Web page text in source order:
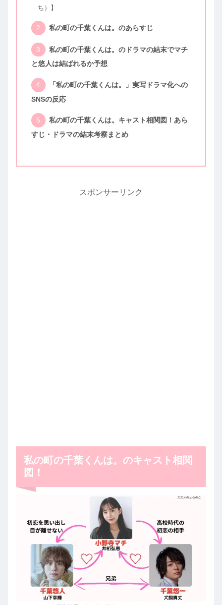
ち）】
私の町の千葉くんは。のあらすじ
私の町の千葉くんは。のドラマの結末でマチ
と悠人は結ばれるか予想
「私の町の千葉くんは。」実写ドラマ化への
SNSの反応
私の町の千葉くんは。キャスト相関図！あら
すじ・ドラマの結末考察まとめ
スポンサーリンク
私の町の千葉くんは。のキャスト相関
図！